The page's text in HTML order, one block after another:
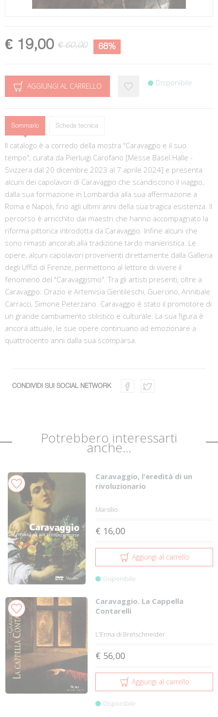
€ 19,00 € 60,00 68%
AGGIUNGI AL CARRELLO Disponibile
Sommario Scheda tecnica
Il catalogo è a corredo della mostra "Caravaggio e il suo
tempo", curata da Pierluigi Carofano [Messe Basel Halle -
Svizzera dal 20 dicembre 2023 al 7 aprile 2024] e presenta
alcuni dei capolavori di Caravaggio che scandiscono il viaggio,
dalla sua formazione in Lombardia alla sua affermazione a
Roma e Napoli, fino agli ultimi anni della sua tragica esistenza. Il
percorso è arricchito dai maestri che hanno accompagnato la
riforma pittorica introdotta da Caravaggio. Infine alcuni che
sono rimasti ancorati alla tradizione tardo manieristica. Le
opere, alcuni capolavori provenienti direttamente dalla Galleria
degli Uffizi di Firenze, permettono al lettore di vivere il
fenomeno del "Caravaggismo". Tra gli artisti presenti, oltre a
Caravaggio: Orazio e Artemisia Gentileschi, Guercino, Annibale
Carracci, Simone Peterzano. Caravaggio è stato il promotore di
un grande cambiamento stilistico e culturale. La sua figura è
ancora attuale, le sue opere continuano ad emozionare a
quattrocento anni dalla sua scomparsa.
CONDIVIDI SUI SOCIAL NETWORK
Potrebbero interessarti
anche...
Caravaggio, l'eredità di un
rivoluzionario
Marsilio
€ 16,00
Aggiungi al carrello
Disponibile
Caravaggio. La Cappella
Contarelli
L'Erma di Bretschneider
€ 56,00
Aggiungi al carrello
Disponibile